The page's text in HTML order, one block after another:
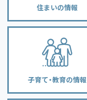
住まいの情報
子育て・教育の情報